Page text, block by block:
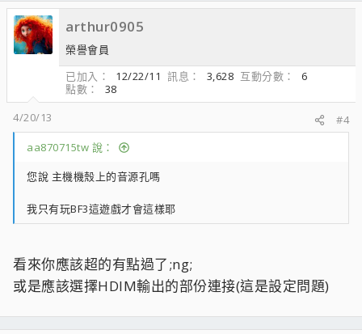
arthur0905
榮譽會員
已加入
12/22/11 訊息 3,628 互動分數
6
點數
38
4/20/13
#4
aa870715tw 說：
您說 主機機殼上的音源孔嗎
我只有玩BF3這遊戲才會這樣耶
看來你應該超的有點過了;ng;
或是應該選擇HDIM輸出的部份連接(這是設定問題)